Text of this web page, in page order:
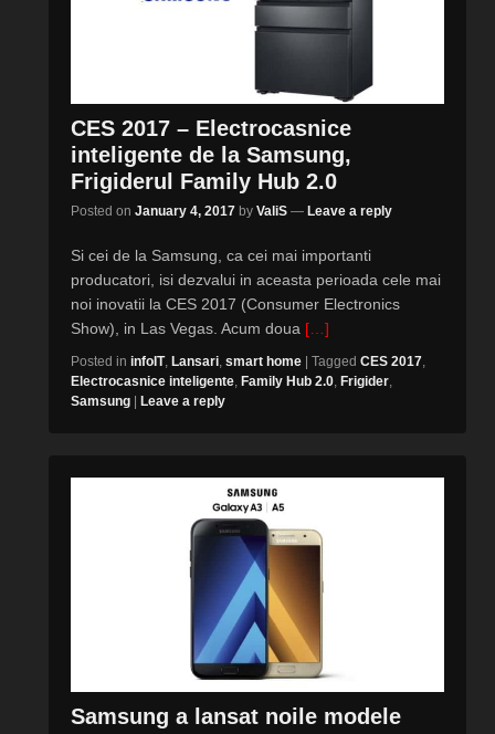
CES 2017 – Electrocasnice
inteligente de la Samsung,
Frigiderul Family Hub 2.0
Posted on January 4, 2017 by ValiS — Leave a reply
Si cei de la Samsung, ca cei mai importanti
producatori, isi dezvalui in aceasta perioada cele mai
noi inovatii la CES 2017 (Consumer Electronics
Show), in Las Vegas. Acum doua […]
Posted in infoIT, Lansari, smart home Tagged CES 2017,
Electrocasnice inteligente, Family Hub 2.0, Frigider,
Samsung
Leave a reply
Samsung a lansat noile modele